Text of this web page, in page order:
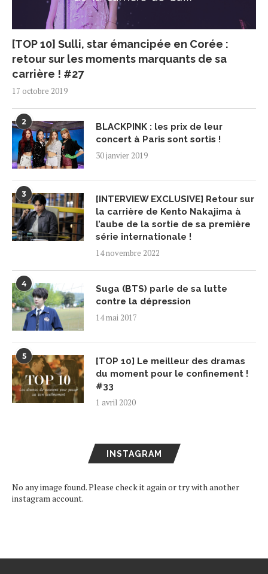
[TOP 10] Sulli, star émancipée en Corée :
retour sur les moments marquants de sa
carrière ! #27
17 octobre 2019
2
BLACKPINK : les prix de leur
concert à Paris sont sortis !
30 janvier 2019
3
[INTERVIEW EXCLUSIVE] Retour sur
la carrière de Kento Nakajima à
l’aube de la sortie de sa première
série internationale !
14 novembre 2022
4
Suga (BTS) parle de sa lutte
contre la dépression
14 mai 2017
5
[TOP 10] Le meilleur des dramas
du moment pour le confinement !
#33
1 avril 2020
INSTAGRAM
No any image found. Please check it again or try with another
instagram account.